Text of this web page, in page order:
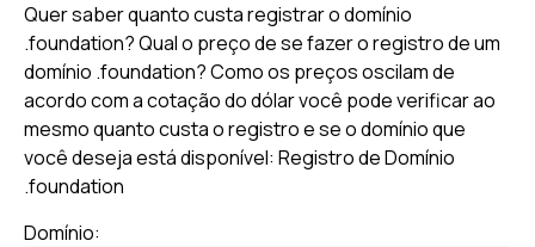
Quer saber quanto custa registrar o domínio
.foundation? Qual o preço de se fazer o registro de um
domínio .foundation? Como os preços oscilam de
acordo com a cotação do dólar você pode verificar ao
mesmo quanto custa o registro e se o domínio que
você deseja está disponível: Registro de Domínio
.foundation
Domínio: